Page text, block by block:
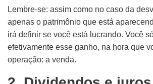
Lembre-se: assim como no caso da
apenas o patrimônio que está
irá definir se você está lucrando. Você
efetivamente esse ganho, na hora que
operação: a venda.